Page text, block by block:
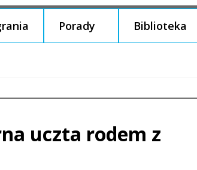
Porady Biblioteka
uczta rodem z